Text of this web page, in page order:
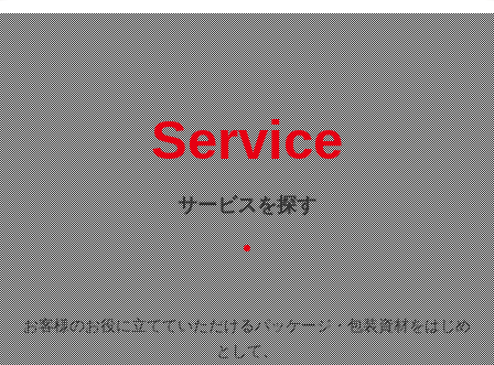
Service
サービスを探す
お客様のお役に立てていただけるパッケージ・包装資材をはじめ
として、